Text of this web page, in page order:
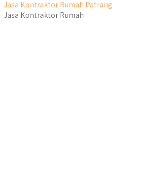
Jasa Kontraktor Rumah Patrang
Jasa Kontraktor Rumah